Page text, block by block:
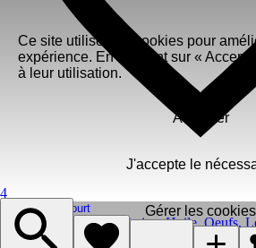
4
Gâteau au Yaourt
Yaourt nature Sucre, Farine,Huile,Oeufs,
de vanille
Ce site utilise des cookies pour
expérience. En cliquant sur «
à leur utilisation.
Accepter
J'accepte le
Gérer les cookies